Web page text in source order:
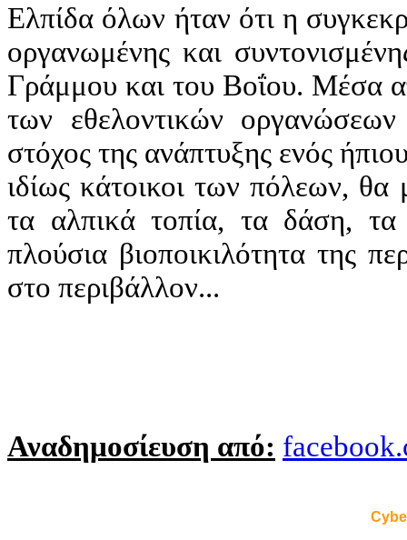
Ελπίδα όλων ήταν ότι η
οργανωμένης και
Γράμμου και του Βοΐου. Μέσα
των εθελοντικών
στόχος της ανάπτυξης ενός
ιδίως κάτοικοι των πόλεων,
τα αλπικά τοπία, τα δάση, τα
πλούσια βιοποικιλότητα της
στο περιβάλλον...
Αναδημοσίευση από: